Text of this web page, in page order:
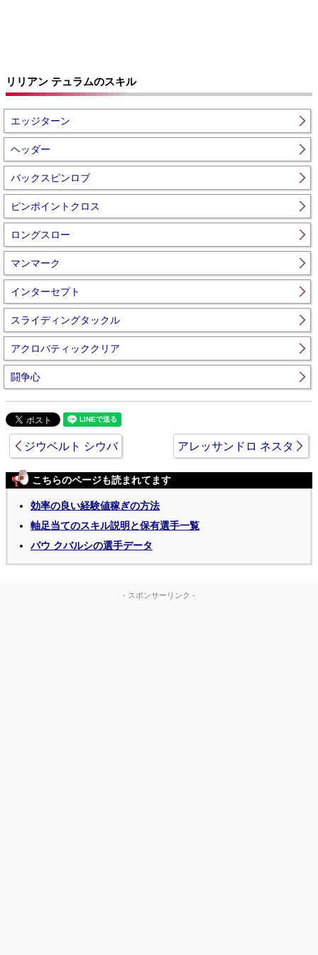
リリアン テュラムのスキル
エッジターン
ヘッダー
バックスピンロブ
ピンポイントクロス
ロングスロー
マンマーク
インターセプト
スライディングタックル
アクロバティッククリア
闘争心
ジウベルト シウバ アレッサンドロ ネスタ
こちらのページも読まれてます
効率の良い経験値稼ぎの方法
軸足当てのスキル説明と保有選手一覧
パウ クバルシの選手データ
- スポンサーリンク -